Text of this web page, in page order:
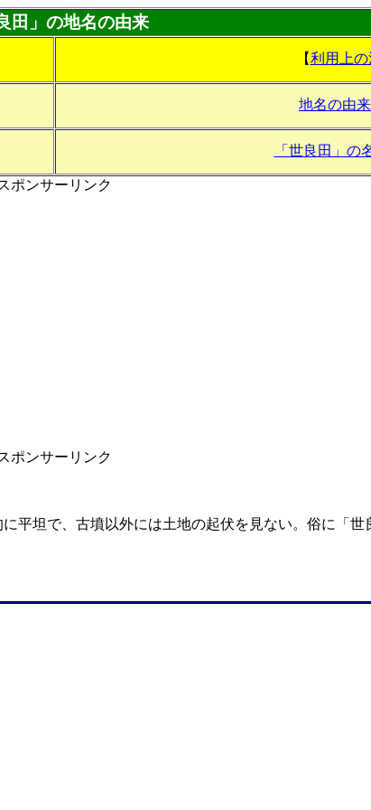
田」の地名の由来
【利用上の
地名の由
「世良田」の
ポンサーリンク
ポンサーリンク
平坦で、古墳以外には土地の起伏を見ない。俗に「